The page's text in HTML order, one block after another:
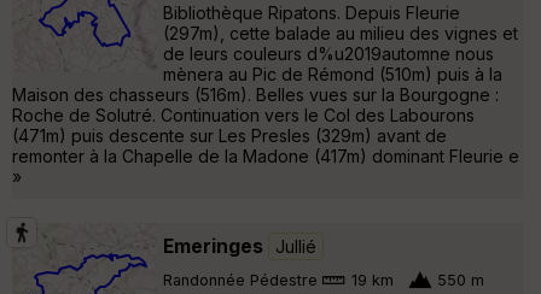
Bibliothèque Ripatons. Depuis Fleurie
(297m), cette balade au milieu des vignes et
de leurs couleurs d%u2019automne nous
mènera au Pic de Rémond (510m) puis à la
Maison des chasseurs (516m). Belles vues sur la Bourgogne :
Roche de Solutré. Continuation vers le Col des Labourons
(471m) puis descente sur Les Presles (329m) avant de
remonter à la Chapelle de la Madone (417m) dominant Fleurie e
»
Emeringes Jullié
Randonnée Pédestre 19 km 550 m